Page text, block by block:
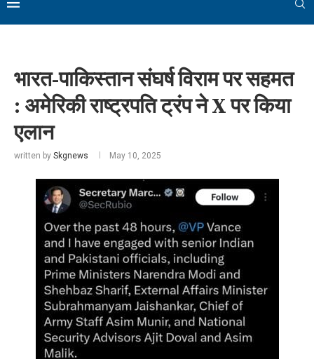
भारत-पाकिस्तान संघर्ष विराम पर सहमत
: अमेरिकी राष्ट्रपति ट्रंप ने X पर किया
एलान
written by Skgnews May 10, 2025